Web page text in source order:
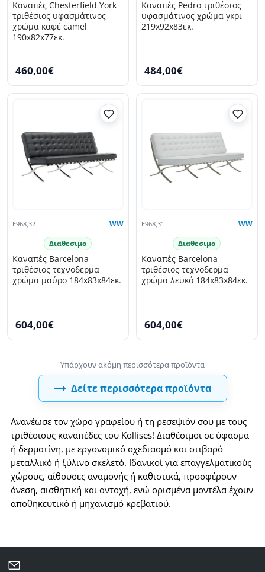
Ανανέωσε τον χώρο γραφείου ή τη ρεσεψιόν σου με τους
τριθέσιους καναπέδες του Kollises! Διαθέσιμοι σε ύφασμα
ή δερματίνη, με εργονομικό σχεδιασμό και στιβαρό
μεταλλικό ή ξύλινο σκελετό. Ιδανικοί για επαγγελματικούς
χώρους, αίθουσες αναμονής ή καθιστικά, προσφέρουν
άνεση, αισθητική και αντοχή, ενώ ορισμένα μοντέλα έχουν
αποθηκευτικό ή μηχανισμό κρεβατιού.
Kαναπές Chesterfield York
τριθέσιος υφασμάτινος
χρώμα καφέ camel
190x82x77εκ.
460,00€
Kαναπές Pedro τριθέσιος
υφασμάτινος χρώμα γκρι
219x92x83εκ.
484,00€
E968,32 WW
Διαθεσιμο
Καναπές Barcelona
τριθέσιος τεχνόδερμα
χρώμα μαύρο 184x83x84εκ.
604,00€
E968,31 WW
Διαθεσιμο
Καναπές Barcelona
τριθέσιος τεχνόδερμα
χρώμα λευκό 184x83x84εκ.
604,00€
Δείτε περισσότερα προϊόντα